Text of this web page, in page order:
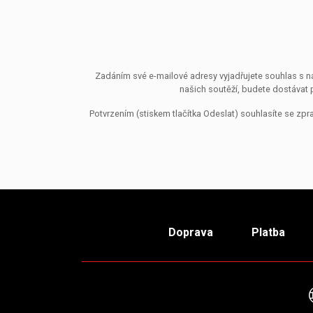
Zadáním své e-mailové adresy vyjadřujete souhlas s
našich soutěží, budete dostávat
Potvrzením (stiskem tlačítka Odeslat) souhlasíte se
Doprava Platba